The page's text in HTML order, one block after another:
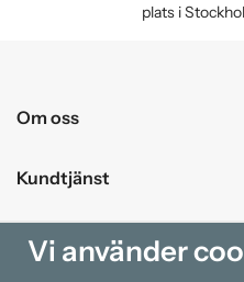
plats i
Om oss
Kundtjänst
Handla
Vi använder